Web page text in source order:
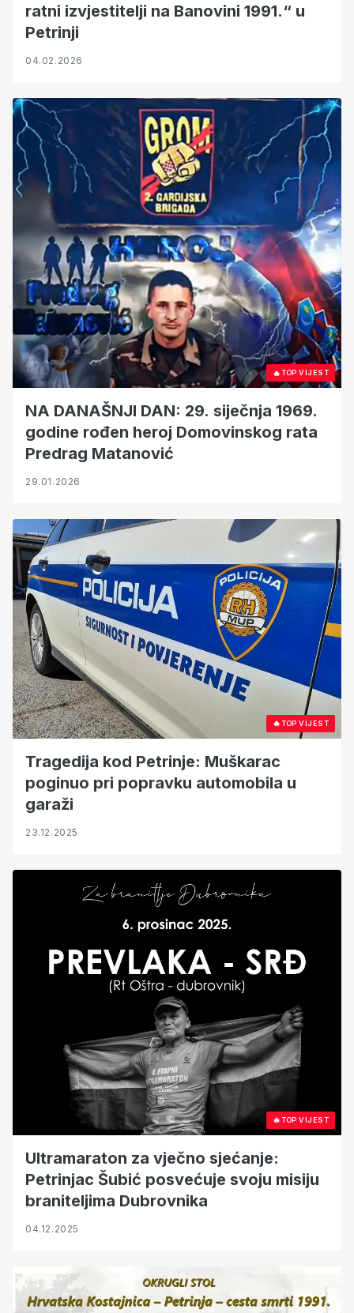
ratni izvjestitelji na Banovini 1991.“ u
Petrinji
04.02.2026
🔥TOP VIJEST
NA DANAŠNJI DAN: 29. siječnja 1969.
godine rođen heroj Domovinskog rata
Predrag Matanović
29.01.2026
🔥TOP VIJEST
Tragedija kod Petrinje: Muškarac
poginuo pri popravku automobila u
garaži
23.12.2025
🔥TOP VIJEST
Ultramaraton za vječno sjećanje:
Petrinjac Šubić posvećuje svoju misiju
braniteljima Dubrovnika
04.12.2025